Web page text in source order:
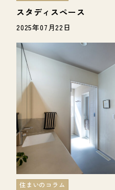
スタディスペース
2025年07月22日
住まいのコラム